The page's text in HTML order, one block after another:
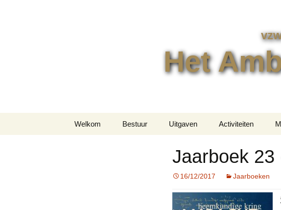
Het
Welkom Bestuur Uitgaven Activiteiten
Jaarboek 23
16/12/2017 Jaarboeken